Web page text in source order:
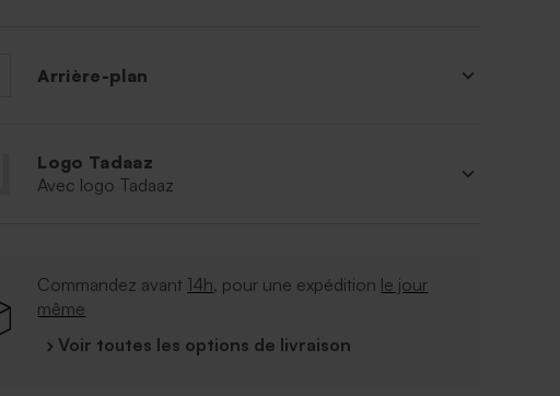
Arrière-plan
Logo Tadaaz
Avec logo Tadaaz
Commandez avant 14h, pour une expédition le jour
même
› Voir toutes les options de livraison